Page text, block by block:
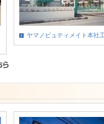
ヤマノビュティメイト本社